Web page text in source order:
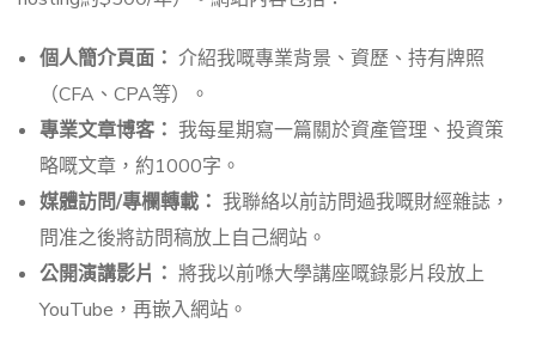
個人簡介頁面： 介紹我嘅專業背景、資歷、持有牌照
（CFA、CPA等）。
專業文章博客： 我每星期寫一篇關於資產管理、投資策
略嘅文章，約1000字。
媒體訪問/專欄轉載： 我聯絡以前訪問過我嘅財經雜誌，
問准之後將訪問稿放上自己網站。
公開演講影片： 將我以前喺大學講座嘅錄影片段放上
YouTube，再嵌入網站。